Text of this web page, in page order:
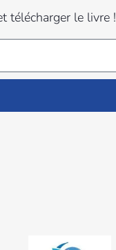
télécharger le livre !